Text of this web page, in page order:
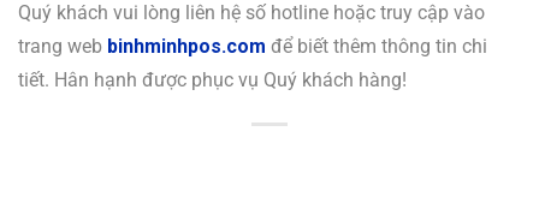
Quý khách vui lòng liên hệ số hotline hoặc truy cập vào
trang web binhminhpos.com để biết thêm thông tin chi
tiết. Hân hạnh được phục vụ Quý khách hàng!